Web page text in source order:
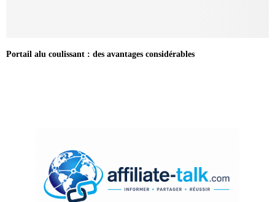
Portail alu coulissant : des avantages considérables